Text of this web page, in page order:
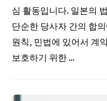
심 활동입니다. 일본의
단순한 당사자 간의 합
원칙, 민법에 있어서 계
보호하기 위한 ...